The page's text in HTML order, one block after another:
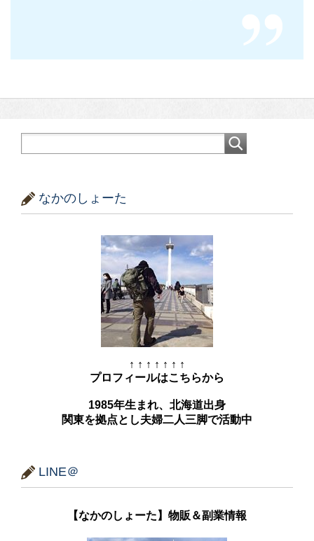
なかのしょーた
↑ ↑ ↑ ↑ ↑ ↑ ↑
プロフィールはこちらから
1985年生まれ、北海道出身
関東を拠点とし夫婦二人三脚で活動中
LINE＠
【なかのしょーた】物販＆副業情報